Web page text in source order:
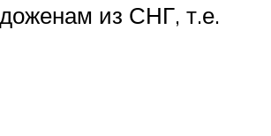
из СНГ, т.е.